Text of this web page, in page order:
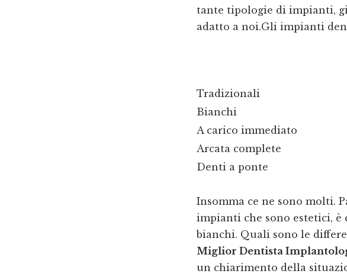
tante tipologie di impianti,
adatto a noi.Gli impianti
Tradizionali
Bianchi
A carico immediato
Arcata complete
Denti a ponte
Insomma ce ne sono molti.
impianti che sono estetici,
bianchi. Quali sono le
Miglior Dentista
un chiarimento della